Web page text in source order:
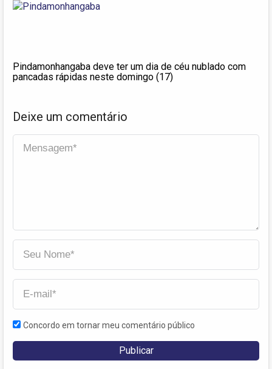
Pindamonhangaba deve ter um dia de céu nublado com
pancadas rápidas neste domingo (17)
Deixe um comentário
Concordo em tornar meu comentário público